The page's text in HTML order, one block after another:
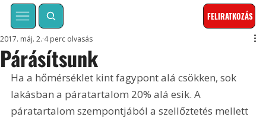
FELIRATKOZÁS
Párásítsunk
2017. máj. 2. 4 perc olvasás
Ha a hőmérséklet kint fagypont alá csökken, sok
lakásban a páratartalom 20% alá esik. A
páratartalom szempontjából a szellőztetés mellett